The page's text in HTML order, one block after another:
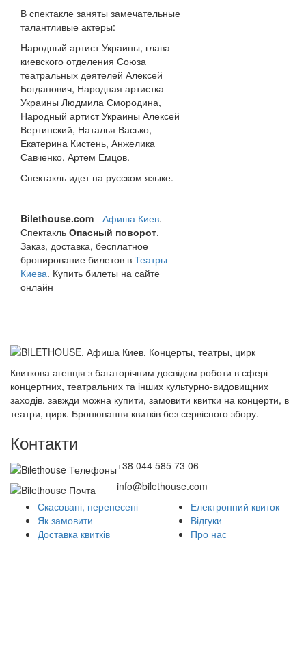
В спектакле заняты замечательные
талантливые актеры:
Народный артист Украины, глава
киевского отделения Союза
театральных деятелей Алексей
Богданович, Народная артистка
Украины Людмила Смородина,
Народный артист Украины Алексей
Вертинский, Наталья Васько,
Екатерина Кистень, Анжелика
Савченко, Артем Емцов.
Спектакль идет на русском языке.
Bilethouse.com - Афиша Киев.
Спектакль Опасный поворот.
Заказ, доставка, бесплатное
бронирование билетов в Театры
Киева. Купить билеты на сайте
онлайн
Квиткова агенція з багаторічним досвідом роботи в сфері
концертних, театральних та інших культурно-видовищних
заходів. завжди можна купити, замовити квитки на концерти, в
театри, цирк. Бронювання квитків без сервісного збору.
Контакти
+38 044 585 73 06
info@bilethouse.com
Скасовані, перенесені
Як замовити
Доставка квитків
Електронний квиток
Відгуки
Про нас